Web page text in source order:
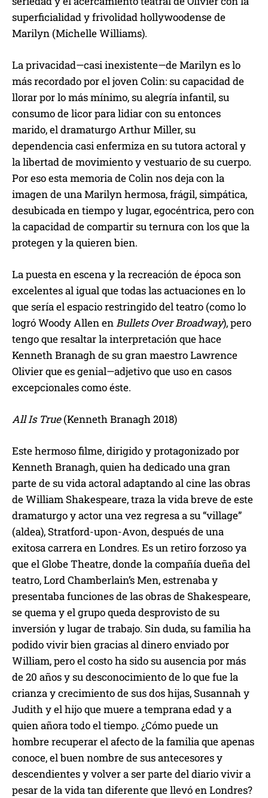
superficialidad y frivolidad hollywoodense de
Marilyn (Michelle Williams).
La privacidad—casi inexistente—de Marilyn es lo
más recordado por el joven Colin: su capacidad de
llorar por lo más mínimo, su alegría infantil, su
consumo de licor para lidiar con su entonces
marido, el dramaturgo Arthur Miller, su
dependencia casi enfermiza en su tutora actoral y
la libertad de movimiento y vestuario de su cuerpo.
Por eso esta memoria de Colin nos deja con la
imagen de una Marilyn hermosa, frágil, simpática,
desubicada en tiempo y lugar, egocéntrica, pero con
la capacidad de compartir su ternura con los que la
protegen y la quieren bien.
La puesta en escena y la recreación de época son
excelentes al igual que todas las actuaciones en lo
que sería el espacio restringido del teatro (como lo
logró Woody Allen enBullets Over Broadway), pero
tengo que resaltar la interpretación que hace
Kenneth Branagh de su gran maestro Lawrence
Olivier que es genial—adjetivo que uso en casos
excepcionales como éste.
All Is True(Kenneth Branagh 2018)
Este hermoso filme, dirigido y protagonizado por
Kenneth Branagh, quien ha dedicado una gran
parte de su vida actoral adaptando al cine las obras
de William Shakespeare, traza la vida breve de este
dramaturgo y actor una vez regresa a su “village”
(aldea), Stratford-upon-Avon, después de una
exitosa carrera en Londres. Es un retiro forzoso ya
que el Globe Theatre, donde la compañía dueña del
teatro, Lord Chamberlain’s Men, estrenaba y
presentaba funciones de las obras de Shakespeare,
se quema y el grupo queda desprovisto de su
inversión y lugar de trabajo. Sin duda, su familia ha
podido vivir bien gracias al dinero enviado por
William, pero el costo ha sido su ausencia por más
de 20 años y su desconocimiento de lo que fue la
crianza y crecimiento de sus dos hijas, Susannah y
Judith y el hijo que muere a temprana edad y a
quien añora todo el tiempo. ¿Cómo puede un
hombre recuperar el afecto de la familia que apenas
conoce, el buen nombre de sus antecesores y
descendientes y volver a ser parte del diario vivir a
pesar de la vida tan diferente que llevó en Londres?